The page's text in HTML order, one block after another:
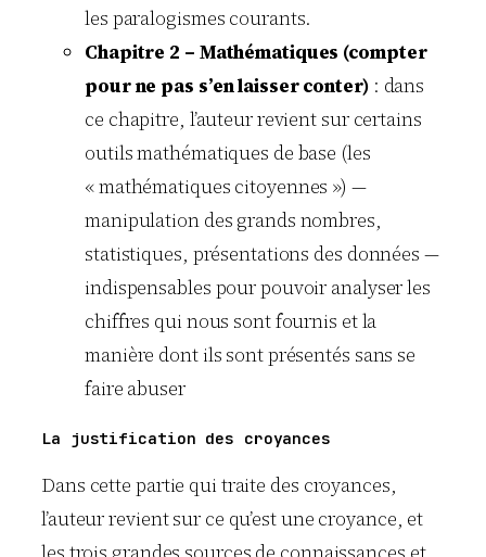
les paralogismes courants.
Chapitre 2 – Mathématiques (compter
pour ne pas s’en laisser conter): dans
ce chapitre, l’auteur revient sur certains
outils mathématiques de base (les
« mathématiques citoyennes ») —
manipulation des grands nombres,
statistiques, présentations des données —
indispensables pour pouvoir analyser les
chiffres qui nous sont fournis et la
manière dont ils sont présentés sans se
faire abuser
La justification des croyances
Dans cette partie qui traite des croyances,
l’auteur revient sur ce qu’est une croyance, et